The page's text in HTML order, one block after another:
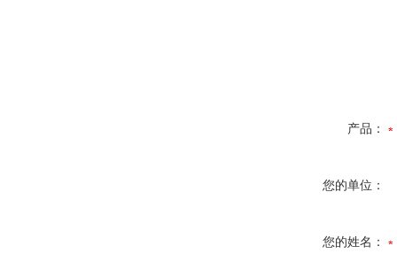
产品：
您的单位：
您的姓名：